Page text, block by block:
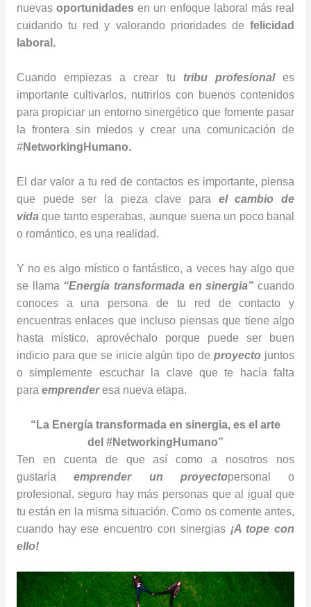
nuevasoportunidades en un enfoque laboral más real
cuidando tu red y valorando prioridades de felicidad
laboral.
Cuando empiezas a crear tu tribu profesional
es
importante cultivarlos, nutrirlos con buenos contenidos
para propiciar un entorno sinergético que fomente pasar
la frontera sin miedos y crear una comunicación de
#NetworkingHumano.
El dar valor a tu red de contactos es importante, piensa
que puede ser la pieza clave para el cambio de
vida que tanto esperabas, aunque suena un poco banal
o romántico, es una realidad.
Y no es algo místico o fantástico, a veces hay algo que
se llama “Energía transformada en sinergia” cuando
conoces a una persona de tu red de contacto y
encuentras enlaces que incluso piensas que tiene algo
hasta místico, aprovéchalo porque puede ser buen
indicio para que se inicie algún tipo deproyecto juntos
o simplemente escuchar la clave que te hacía falta
para emprenderesa nueva etapa.
“La Energía transformada en sinergia, es el arte
del #NetworkingHumano”
Ten en cuenta de que así como a nosotros nos
gustaríaemprender un proyectopersonal o
profesional, seguro hay más personas que al igual que
tu están en la misma situación. Como os comente antes,
cuando hay ese encuentro con sinergias ¡A tope con
ello!